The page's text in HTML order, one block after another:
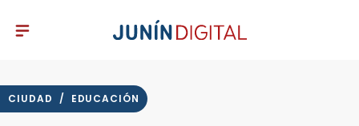
CIUDAD / EDUCACIÓN